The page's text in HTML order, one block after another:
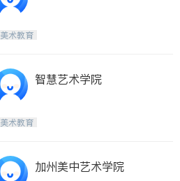
美术教育
智慧艺术学院
美术教育
加州美中艺术学院